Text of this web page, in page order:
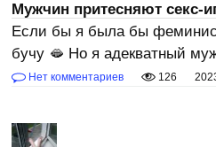
Мужчин притесняют секс-
Если бы я была бы
бучу 🫦 Но я адекватный
Нет комментариев 126